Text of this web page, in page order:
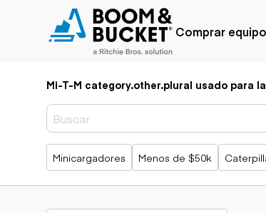
Comprar equipo
Popular
Agregado
recientemente
Menos de $50k
Próximamente
Marca
Caterpillar
Chevrolet
Ford
Freightliner
Genie
Mi-T-M category.other.plural usado para
Búsquedas populares
Minicargadores Menos de $50k